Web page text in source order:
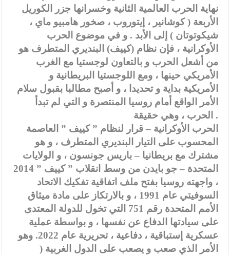
نهاية الحرب العالمية الثانية وخسرانها جزر الكوريل
الأربعة ( كوشانير ، إيتوروب ، صخور هامبيو ماي ،
شيكوتوتان ) إلى الأبد . و في موضوع الحرب
الأوكرانية ، فإن نظام (كييف) البنديري المتطرف هو
من أشعل الحرب و بالتعاون لوجستيا مع الغرب
الأمريكي حينها ، ومع اللوجستيا البريطانية و
الأمريكية بداية و تحديدا ، و أصبح مطالبا بقبول سلام
الأمر الواقع أمام روسيا المنتصرة و التي لم تبدأ
الحرب ، وهي حقيقة .
الحرب الأوكرانية – قرار لنظام ” كييف ” العاصمة
المحسوب على التيار البنديري المتطرف ، و هو
مشترك مع بريطانيا – باريس جونسون ، و الولايات
المتحدة – جو بايدن من وسط انقلاب ” كييف ” 2014
، واجهته روسيا بفتح ملف اتفاقية تفكيك الاتحاد
السوفيتي عام 1991 ، و بالارتكاز على مادة ميثاق
الأمم المتحدة رقم 751 التي تخول للدولة المعتدى
على سيادتها الدفاع عن نفسها ، و بواسطة عملية
عسكرية إستباقية ، دفاعية ، تحريرية عام 2022. وهو
الأمر الذي صعب و يصعب على الدول الغربية (